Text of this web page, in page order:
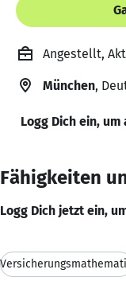
Angestellt,
München,
Logg Dich ein,
Fähigkeiten
Logg Dich jetzt ein,